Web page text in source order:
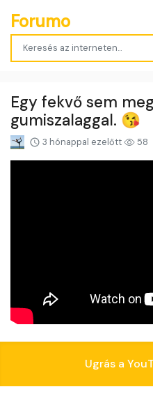
Forumo
Egy fekvő sem
gumiszalaggal. 😘
3 hónappal ezelőtt 58
Ugrás a